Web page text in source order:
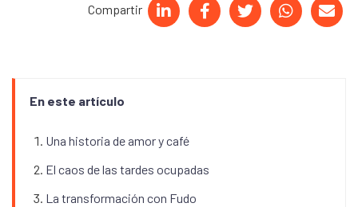
Compartir
En este artículo
Una historia de amor y café
El caos de las tardes ocupadas
La transformación con Fudo